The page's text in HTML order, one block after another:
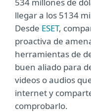
llegar a los 5134
Desde ESET,
proactiva de
herramientas de
buen aliado para
videos o audios
internet y
comprobarlo.